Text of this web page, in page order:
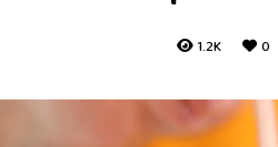
1.2K 0